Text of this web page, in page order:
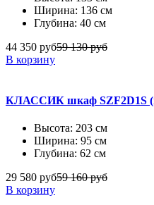
Ширина: 136 см
Глубина: 40 см
44 350 руб59 130 руб
В корзину
КЛАССИК шкаф SZF2D1S
Высота: 203 см
Ширина: 95 см
Глубина: 62 см
29 580 руб59 160 руб
В корзину